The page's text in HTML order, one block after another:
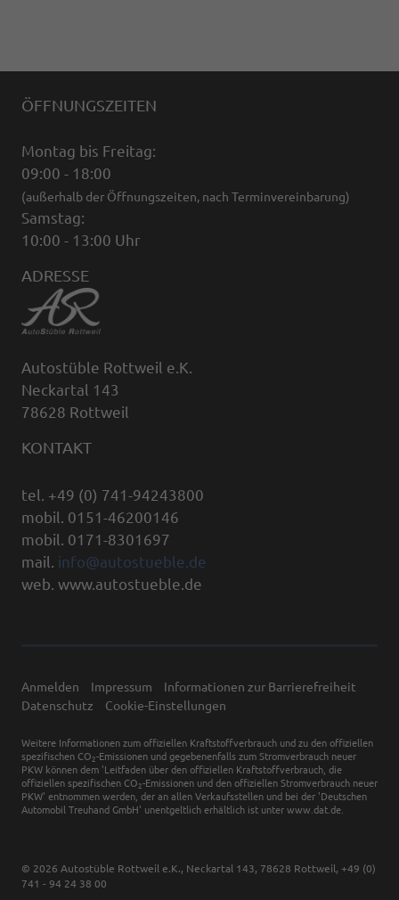
ÖFFNUNGSZEITEN
Montag bis Freitag:
09:00 - 18:00
(außerhalb der Öffnungszeiten, nach Terminvereinbarung)
Samstag:
10:00 - 13:00 Uhr
ADRESSE
Autostüble Rottweil e.K.
Neckartal 143
78628 Rottweil
KONTAKT
tel. +49 (0) 741-94243800
mobil. 0151-46200146
mobil. 0171-8301697
mail. info@autostueble.de
web. www.autostueble.de
Anmelden Impressum
Informationen zur Barrierefreiheit
Datenschutz
Cookie-Einstellungen
Weitere Informationen zum offiziellen Kraftstoffverbrauch und zu den offiziellen
spezifischen CO 2-Emissionen und gegebenenfalls zum Stromverbrauch neuer
PKW können dem 'Leitfaden über den offiziellen Kraftstoffverbrauch, die
offiziellen spezifischen CO 2-Emissionen und den offiziellen Stromverbrauch neuer
PKW' entnommen werden, der an allen Verkaufsstellen und bei der 'Deutschen
Automobil Treuhand GmbH' unentgeltlich erhältlich ist unter www.dat.de.
© 2026 Autostüble Rottweil e.K., Neckartal 143, 78628 Rottweil, +49 (0)
741 - 94 24 38 00